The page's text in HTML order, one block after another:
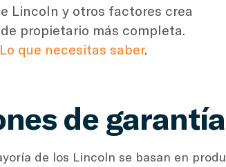
Lincoln y otros factores crea
propietario más completa.
Lo que necesitas saber.
de
de los Lincoln se basan en